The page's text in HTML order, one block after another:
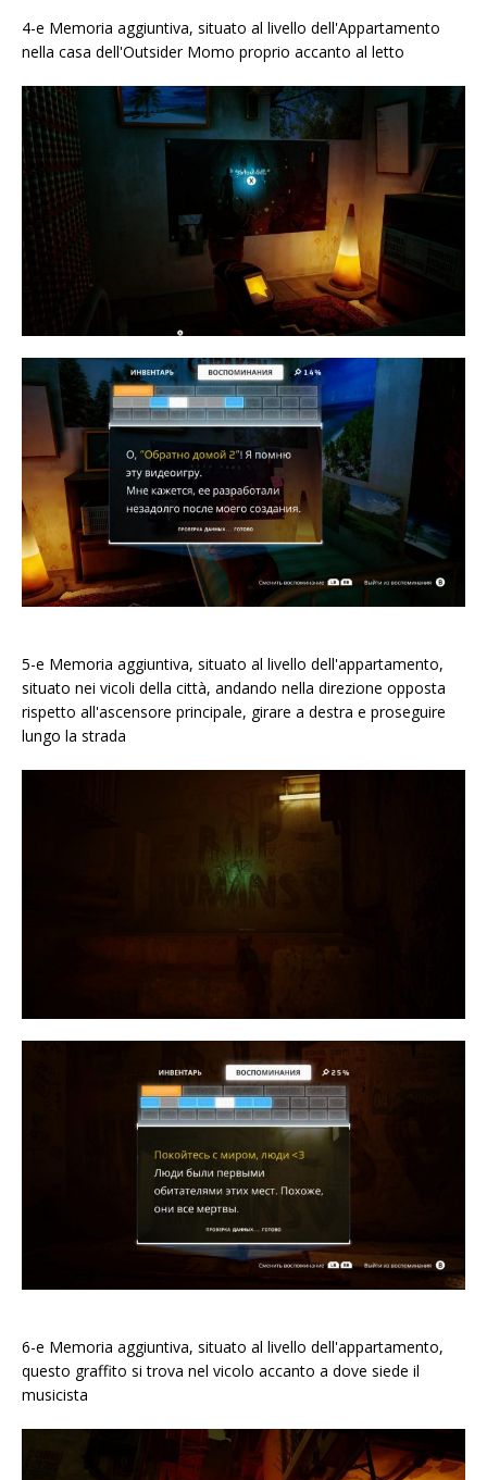
4-e Memoria aggiuntiva, situato al livello dell'Appartamento
nella casa dell'Outsider Momo proprio accanto al letto
5-e Memoria aggiuntiva, situato al livello dell'appartamento,
situato nei vicoli della città, andando nella direzione opposta
rispetto all'ascensore principale, girare a destra e proseguire
lungo la strada
6-e Memoria aggiuntiva, situato al livello dell'appartamento,
questo graffito si trova nel vicolo accanto a dove siede il
musicista